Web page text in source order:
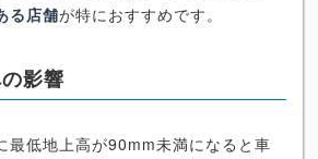
る店舗が特におすすめです。
影響
最低地上高が90mm未満になると車